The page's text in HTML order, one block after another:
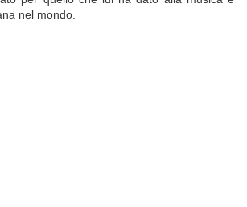
nel mondo.